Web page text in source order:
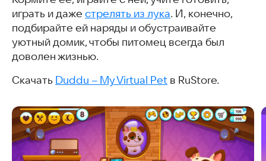
играть и даже стрелять из лука. И, конечно,
подбирайте ей наряды и обустраивайте
уютный домик, чтобы питомец всегда был
доволен жизнью.
Скачать Duddu – My Virtual Pet в RuStore.